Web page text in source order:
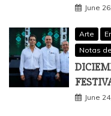
June
Arte
Notas
June